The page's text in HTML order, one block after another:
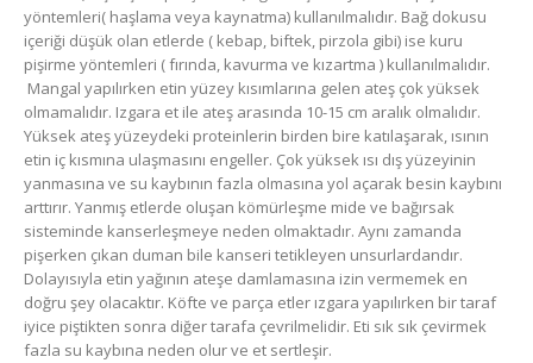
yöntemleri( haşlama veya kaynatma) kullanılmalıdır. Bağ dokusu
içeriği düşük olan etlerde ( kebap, biftek, pirzola gibi) ise kuru
pişirme yöntemleri ( fırında, kavurma ve kızartma ) kullanılmalıdır.
Mangal yapılırken etin yüzey kısımlarına gelen ateş çok yüksek
olmamalıdır. Izgara et ile ateş arasında 10-15 cm aralık olmalıdır.
Yüksek ateş yüzeydeki proteinlerin birden bire katılaşarak, ısının
etin iç kısmına ulaşmasını engeller. Çok yüksek ısı dış yüzeyinin
yanmasına ve su kaybının fazla olmasına yol açarak besin kaybını
arttırır. Yanmış etlerde oluşan kömürleşme mide ve bağırsak
sisteminde kanserleşmeye neden olmaktadır. Aynı zamanda
pişerken çıkan duman bile kanseri tetikleyen unsurlardandır.
Dolayısıyla etin yağının ateşe damlamasına izin vermemek en
doğru şey olacaktır. Köfte ve parça etler ızgara yapılırken bir taraf
iyice piştikten sonra diğer tarafa çevrilmelidir. Eti sık sık çevirmek
fazla su kaybına neden olur ve et sertleşir.